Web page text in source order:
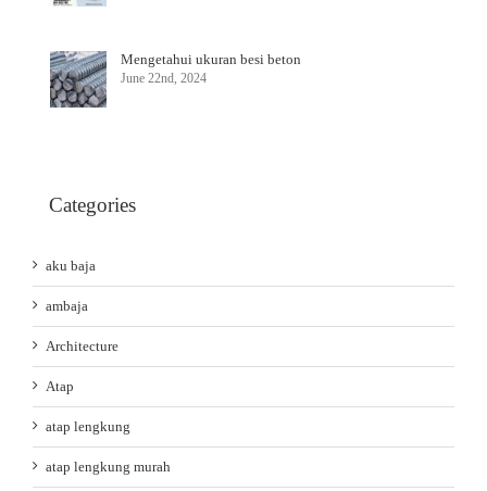
Mengetahui ukuran besi beton
June 22nd, 2024
Categories
aku baja
ambaja
Architecture
Atap
atap lengkung
atap lengkung murah